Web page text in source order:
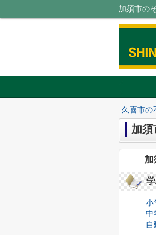
加須市の
久喜市の
加須
加
小
中
自